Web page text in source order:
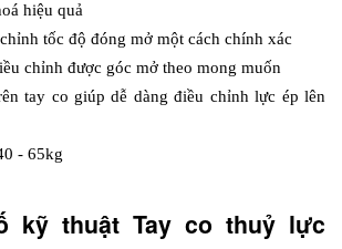
hiệu quả
tốc độ đóng mở một cách chính xác
chỉnh được góc mở theo mong muốn
tay co giúp dễ dàng điều chỉnh lực ép lên
- 65kg
kỹ thuật Tay co thuỷ lực